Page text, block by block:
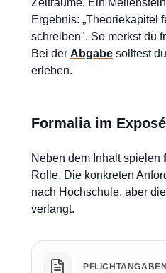
Zeiträume. Ein
Ergebnis: „Theoriekapitel
schreiben". So merkst du
Bei der Abgabe solltest
erleben.
Formalia im Exposé
Neben dem Inhalt spielen
Rolle. Die konkreten
nach Hochschule, aber
verlangt.